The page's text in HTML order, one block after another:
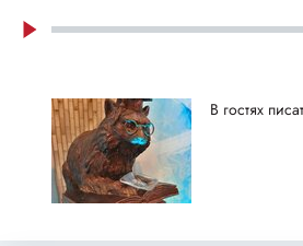
В гостях